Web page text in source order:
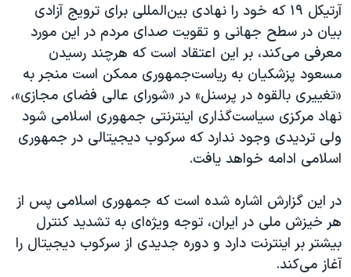
چهل سال گروگان‌گیری
قانون شفافیت دارائی کادر رهبری ایران
اعتراضات مردمی آبان ۹۸
اسرائیل در جنگ
نرگس محمدی برنده جایزه نوبل صلح
همایش محافظه‌کاران آمریکا «سی‌پک»
سفر پرزیدنت ترامپ به چین
آرتیکل ۱۹ که خود را نهادی بین‌المللی برای ترویج آزادی
بیان در سطح جهانی و تقویت صدای مردم در این مورد
معرفی می‌کند، بر این اعتقاد است که هرچند رسیدن
مسعود پزشکیان به ریاست‌جمهوری ممکن است منجر به
«تغییری بالقوه در پرسنل» در «شورای عالی فضای مجازی»،
نهاد مرکزی سیاست‌گذاری اینترنتی جمهوری اسلامی شود
ولی تردیدی وجود ندارد که سرکوب دیجیتالی در جمهوری
اسلامی ادامه خواهد یافت.
در این گزارش اشاره شده است که جمهوری اسلامی پس از
هر خیزش ملی در ایران، توجه ویژه‌ای به تشدید کنترل
بیشتر بر اینترنت دارد و دوره جدیدی از سرکوب دیجیتال را
آغاز می‌کند.